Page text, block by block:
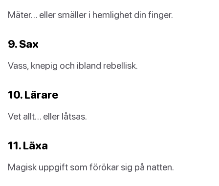
Mäter… eller smäller i hemlighet din finger.
9. Sax
Vass, knepig och ibland rebellisk.
10. Lärare
Vet allt… eller låtsas.
11. Läxa
Magisk uppgift som förökar sig på natten.